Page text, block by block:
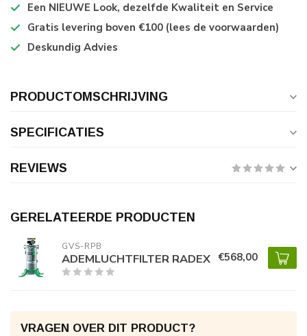
Een NIEUWE Look, dezelfde Kwaliteit en Service
Gratis levering boven €100 (lees de voorwaarden)
Deskundig Advies
PRODUCTOMSCHRIJVING
SPECIFICATIES
REVIEWS
GERELATEERDE PRODUCTEN
GVS-RPB
ADEMLUCHTFILTER RADEX €568,00
VRAGEN OVER DIT PRODUCT?